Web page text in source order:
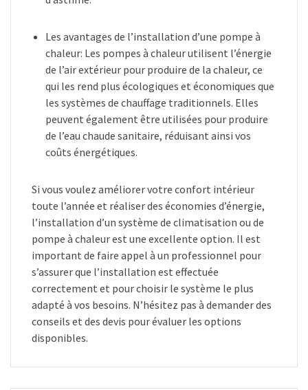
Les avantages de l’installation d’une pompe à
chaleur: Les pompes à chaleur utilisent l’énergie
de l’air extérieur pour produire de la chaleur, ce
qui les rend plus écologiques et économiques que
les systèmes de chauffage traditionnels. Elles
peuvent également être utilisées pour produire
de l’eau chaude sanitaire, réduisant ainsi vos
coûts énergétiques.
Si vous voulez améliorer votre confort intérieur
toute l’année et réaliser des économies d’énergie,
l’installation d’un système de climatisation ou de
pompe à chaleur est une excellente option. Il est
important de faire appel à un professionnel pour
s’assurer que l’installation est effectuée
correctement et pour choisir le système le plus
adapté à vos besoins. N’hésitez pas à demander des
conseils et des devis pour évaluer les options
disponibles.